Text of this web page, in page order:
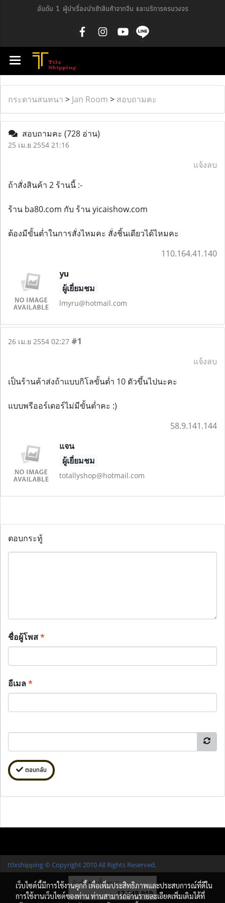
อันดับ 1 ผู้นำเรื่องนำเข้าสินค้าจากจีน และบริการครบวงจร
กระดานสนทนา > Jan Room > สอบถามคะ
สอบถามคะ (728 อ่าน)
25 เม.ย 2554 21:16
แจ้งลบ
ถ้าสั่งสินค้า 2 ร้านนี้ :-
ร้าน ba80.com กับ ร้าน yicaishow.com
ต้องมีขั้นต่ำในการสั่งไหมคะ สั่งชิ้นเดียวได้ไหมคะ
110.164.41.140
yu
ผู้เยี่ยมชม
lmyru@hotmail.com
26 เม.ย 2554 02:27 #1
แจ้งลบ
เป็นร้านค้าส่งถ้าแบบกิโลขั้นต่ำ 10 ตัวขึ้นไปนะคะ
แบบพรีออร์เดอร์ไม่มีขั้นต่ำคะ :)
58.9.141.144
แจน
ผู้เยี่ยมชม
totallyshop@hotmail.com
ตอบกระทู้
ชื่อผู้โพส*
อีเมล*
ตอบกลับ
ttlxshipping © Copyright 2010 All Rights Reserved.
ผู้เข้าชมทั้งหมด
17,248,919
เว็บไซต์นี้มีการใช้งานคุกกี้ เพื่อเพิ่มประสิทธิภาพและประสบการณ์ที่ดีใน
การใช้งานเว็บไซต์ของท่าน ท่านสามารถอ่านรายละเอียดเพิ่มเติมได้ที่